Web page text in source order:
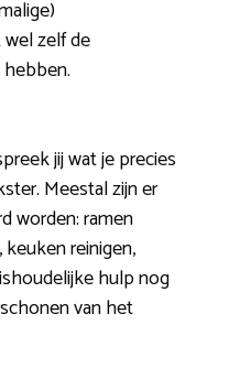
zelf de
jij wat je precies
Meestal zijn er
worden: ramen
reinigen,
hulp nog
van het